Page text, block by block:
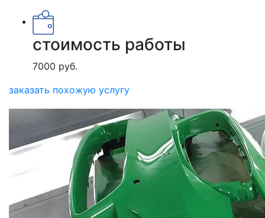
стоимость работы
7000 руб.
заказать похожую услугу